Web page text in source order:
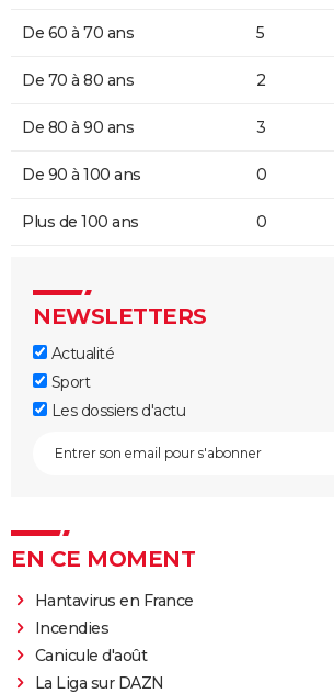
De 60 à 70 ans 5
De 70 à 80 ans 2
De 80 à 90 ans 3
De 90 à 100 ans 0
Plus de 100 ans 0
NEWSLETTERS
Actualité
Sport
Les dossiers d'actu
EN CE MOMENT
Hantavirus en France
Incendies
Canicule d'août
La Liga sur DAZN